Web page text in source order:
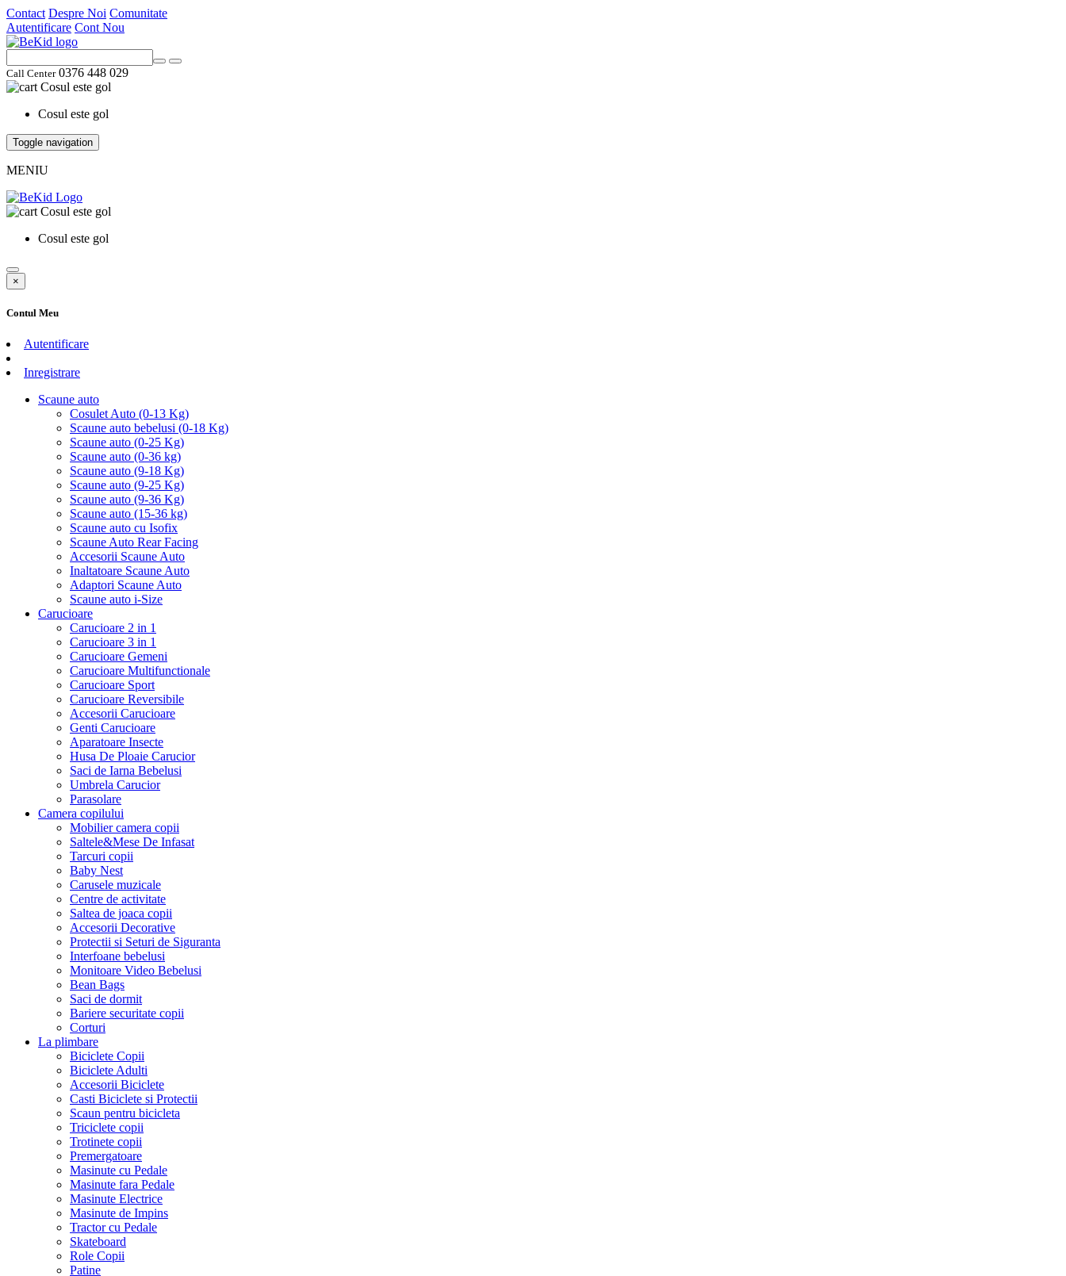
Contact Despre Noi Comunitate
Autentificare Cont Nou
Call Center0376 448 029
Cosul este gol
Cosul este gol
Toggle navigation
MENIU
Cosul este gol
Cosul este gol
×
Contul Meu
Autentificare
Inregistrare
Scaune auto
Cosulet Auto (0-13 Kg)
Scaune auto bebelusi (0-18 Kg)
Scaune auto (0-25 Kg)
Scaune auto (0-36 kg)
Scaune auto (9-18 Kg)
Scaune auto (9-25 Kg)
Scaune auto (9-36 Kg)
Scaune auto (15-36 kg)
Scaune auto cu Isofix
Scaune Auto Rear Facing
Accesorii Scaune Auto
Inaltatoare Scaune Auto
Adaptori Scaune Auto
Scaune auto i-Size
Carucioare
Carucioare 2 in 1
Carucioare 3 in 1
Carucioare Gemeni
Carucioare Multifunctionale
Carucioare Sport
Carucioare Reversibile
Accesorii Carucioare
Genti Carucioare
Aparatoare Insecte
Husa De Ploaie Carucior
Saci de Iarna Bebelusi
Umbrela Carucior
Parasolare
Camera copilului
Mobilier camera copii
Saltele&Mese De Infasat
Tarcuri copii
Baby Nest
Carusele muzicale
Centre de activitate
Saltea de joaca copii
Accesorii Decorative
Protectii si Seturi de Siguranta
Interfoane bebelusi
Monitoare Video Bebelusi
Bean Bags
Saci de dormit
Bariere securitate copii
Corturi
La plimbare
Biciclete Copii
Biciclete Adulti
Accesorii Biciclete
Casti Biciclete si Protectii
Scaun pentru bicicleta
Triciclete copii
Trotinete copii
Premergatoare
Masinute cu Pedale
Masinute fara Pedale
Masinute Electrice
Masinute de Impins
Tractor cu Pedale
Skateboard
Role Copii
Patine